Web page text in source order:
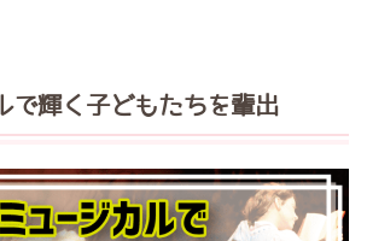
で輝く子どもたちを輩出